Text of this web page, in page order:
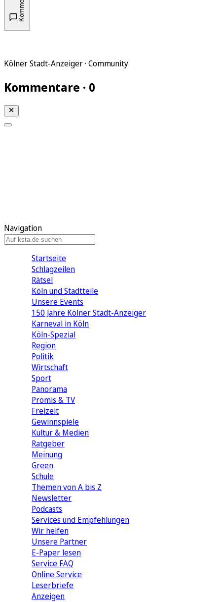
Kölner Stadt-Anzeiger · Community
Kommentare · 0
Navigation
Startseite
Schlagzeilen
Rätsel
Köln und Stadtteile
Unsere Events
150 Jahre Kölner Stadt-Anzeiger
Karneval in Köln
Köln-Spezial
Region
Politik
Wirtschaft
Sport
Panorama
Promis & TV
Freizeit
Gewinnspiele
Kultur & Medien
Ratgeber
Meinung
Green
Schule
Themen von A bis Z
Newsletter
Podcasts
Services und Empfehlungen
Wir helfen
Unsere Partner
E-Paper lesen
Service FAQ
Online Service
Leserbriefe
Anzeigen